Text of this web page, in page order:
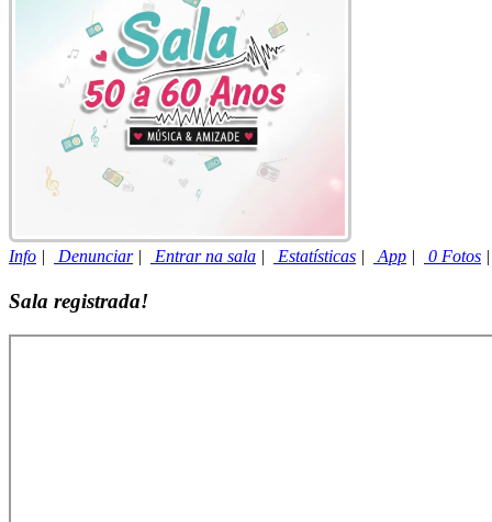
Info | Denunciar| Entrar na sala | Estatísticas | App | 0 Fotos
Sala registrada!